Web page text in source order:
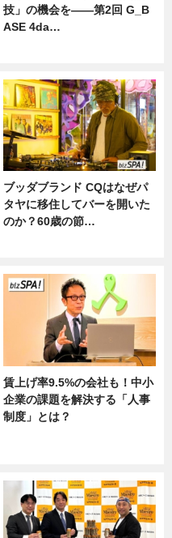
技」の機会を——第2回 G_B
ASE 4da…
ブッダブランド CQはなぜパ
タヤに移住してバーを開いた
のか？60歳の節…
賃上げ率9.5%の会社も！中小
企業の課題を解決する「人事
制度」とは？